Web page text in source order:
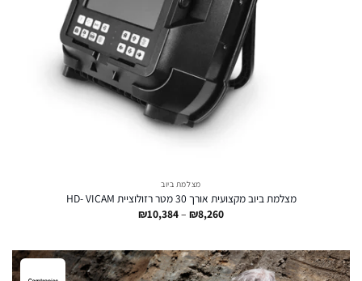
מצלמת ביוב
מצלמת ביוב מקצועית אורך 30 מטר רזולוציית HD- VICAM
₪8,260
–
₪10,384 טווח